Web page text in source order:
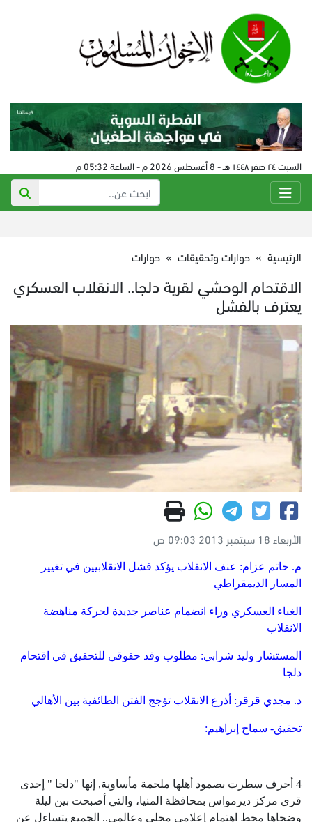
السبت ٢٤ صفر ١٤٤٨ هـ - 8 أغسطس 2026 م - الساعة 05:32 م
الرئيسية » حوارات وتحقيقات » حوارات
الاقتحام الوحشي لقرية دلجا.. الانقلاب العسكري
يعترف بالفشل
الأربعاء 18 سبتمبر 2013 09:03 ص
م. حاتم عزام: عنف الانقلاب يؤكد فشل الانقلابيين في تغيير
المسار الديمقراطي
الغباء العسكري وراء انضمام عناصر جديدة لحركة مناهضة
الانقلاب
المستشار وليد شرابي: مطلوب وفد حقوقي للتحقيق في اقتحام
دلجا
د. مجدي قرقر: أذرع الانقلاب تؤجج الفتن الطائفية بين الأهالي
تحقيق- سماح إبراهيم:
4 أحرف سطرت بصمود أهلها ملحمة مأساوية, إنها "دلجا " إحدى
قرى مركز ديرمواس بمحافظة المنيا، والتي أصبحت بين ليلة
وضحاها محط اهتمام إعلامي محلي وعالمي.. الجميع يتساءل عن